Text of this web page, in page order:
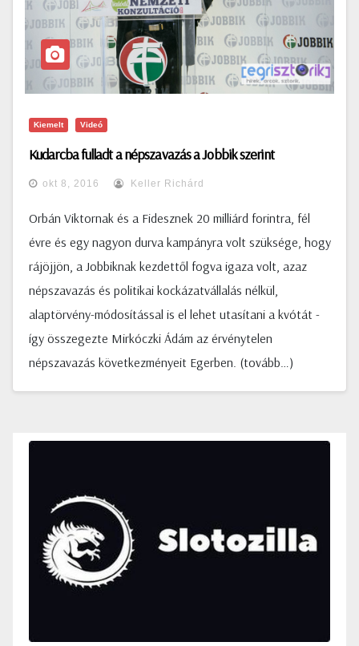
Kiemelt Videó
Kudarcba fulladt a népszavazás a Jobbik szerint
okt 8, 2016 Keller Richárd
Orbán Viktornak és a Fidesznek 20 milliárd forintra, fél
évre és egy nagyon durva kampányra volt szüksége, hogy
rájöjjön, a Jobbiknak kezdettől fogva igaza volt, azaz
népszavazás és politikai kockázatvállalás nélkül,
alaptörvény-módosítással is el lehet utasítani a kvótát -
így összegezte Mirkóczki Ádám az érvénytelen
népszavazás következményeit Egerben. (tovább…)